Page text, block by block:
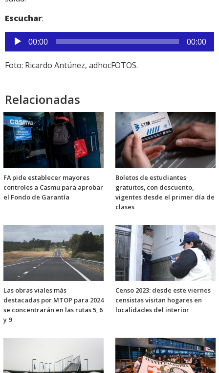
Escuchar:
Reproductor
de
audio
00:00 00:00
Foto: Ricardo Antúnez, adhocFOTOS.
Relacionadas
FA pide establecer mayores
controles a Casmu para aprobar
el Fondo de Garantía
Boletos de estudiantes
gratuitos, con descuento,
vigentes desde el primer día de
clases
Las obras viales más
destacadas por MTOP para 2024
se concentrarán en las rutas 5, 6
y 9
Censo 2023: desde este viernes
censistas visitan hogares en
localidades del interior